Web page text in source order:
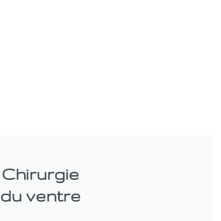
Chirurgie
du ventre